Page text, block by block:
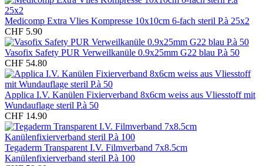
Medicomp Extra Vlies Kompresse 10x10cm 6-fach steril P.à 25x2
CHF 5.90
Vasofix Safety PUR Verweilkanüle 0.9x25mm G22 blau P.à 50
CHF 54.80
Applica I.V. Kanülen Fixierverband 8x6cm weiss aus Vliesstoff mit
Wundauflage steril P.à 50
CHF 14.90
Tegaderm Transparent I.V. Filmverband 7x8.5cm
Kanülenfixierverband steril P.à 100